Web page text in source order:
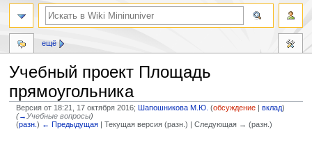
Учебный проект Площадь
прямоугольника
Версия от 18:21, 17 октября 2016; Шапошникова М.Ю. (обсуждение |вклад)
(→ Учебные вопросы)
(разн.) ← Предыдущая | Текущая версия (разн.) | Следующая → (разн.)
ещё